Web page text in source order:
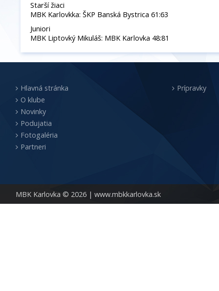
Starší žiaci
MBK Karlovkka: ŠKP Banská Bystrica 61:63
Juniori
MBK Liptovký Mikuláš: MBK Karlovka 48:81
MBK Karlovka © 2026 | www.mbkkarlovka.sk
Hlavná stránka
O klube
Novinky
Podujatia
Fotogaléria
Partneri
Prípravky